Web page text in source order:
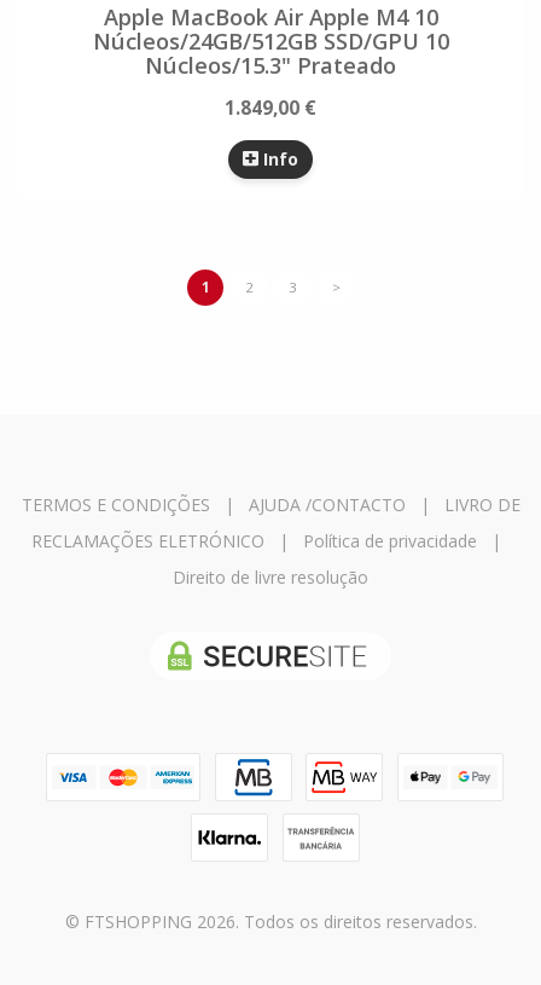
Apple MacBook Air Apple M4 10
Núcleos/24GB/512GB SSD/GPU 10
Núcleos/15.3" Prateado
1.849,00 €
Info
1 2 3 >
TERMOS E CONDIÇÕES | AJUDA /CONTACTO |
LIVRO DE
RECLAMAÇÕES ELETRÓNICO | Política de privacidade |
Direito de livre resolução
© FTSHOPPING 2026. Todos os direitos reservados.